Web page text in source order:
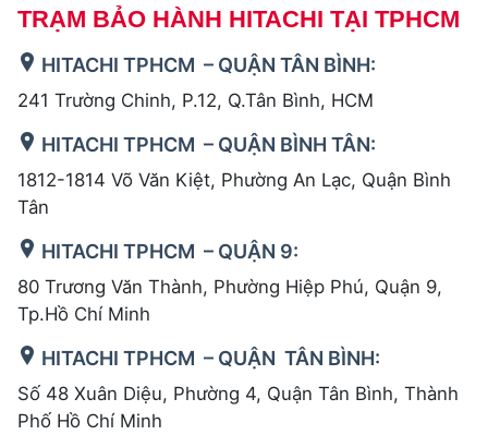
TRẠM BẢO HÀNH HITACHI TẠI TPHCM
HITACHI TPHCM – QUẬN TÂN BÌNH:
241 Trường Chinh, P.12, Q.Tân Bình, HCM
HITACHI TPHCM – QUẬN BÌNH TÂN:
1812-1814 Võ Văn Kiệt, Phường An Lạc, Quận Bình
Tân
HITACHI TPHCM – QUẬN 9:
80 Trương Văn Thành, Phường Hiệp Phú, Quận 9,
Tp.Hồ Chí Minh
HITACHI TPHCM – QUẬN TÂN BÌNH:
Số 48 Xuân Diệu, Phường 4, Quận Tân Bình, Thành
Phố Hồ Chí Minh